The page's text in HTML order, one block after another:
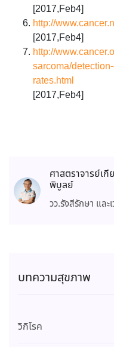
[2017,Feb4]
http://
[2017,Feb4]
http://
sarcoma/
rates.html
[2017,Feb4]
ศาสตราจารย์เ
พิบูลย์
วว.รังสีรักษา และ
บทความสุขภาพ
วิกิโรค